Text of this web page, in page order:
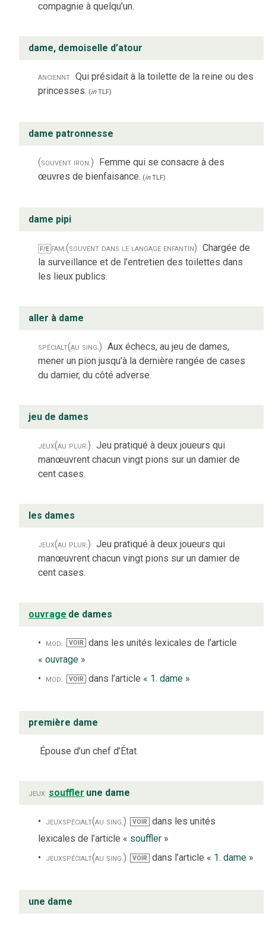
compagnie à quelqu’un.
dame, demoiselle d’atour
anciennt Qui présidait à la toilette de la reine ou des
princesses. (inTLF)
dame patronnesse
(souvent iron.) Femme qui se consacre à des
œuvres de bienfaisance. (inTLF)
dame pipi
F/E fam.(souvent dans le langage enfantin) Chargée de
la surveillance et de l’entretien des toilettes dans
les lieux publics.
aller à dame
spécialt(au sing.) Aux échecs, au jeu de dames,
mener un pion jusqu’à la dernière rangée de cases
du damier, du côté adverse.
jeu de dames
jeux(au plur.) Jeu pratiqué à deux joueurs qui
manœuvrent chacun vingt pions sur un damier de
cent cases.
les dames
jeux(au plur.) Jeu pratiqué à deux joueurs qui
manœuvrent chacun vingt pions sur un damier de
cent cases.
ouvrage de dames
mod. VOIR
dans les unités lexicales de l’article
« ouvrage »
mod.
VOIR dans l’article « 1. dame»
première dame
Épouse d’un chef d’État.
jeux souffler une dame
jeuxspécialt(au sing.) VOIR
dans les unités
lexicales de l’article « souffler »
jeuxspécialt(au sing.) VOIR dans l’article « 1. dame»
une dame